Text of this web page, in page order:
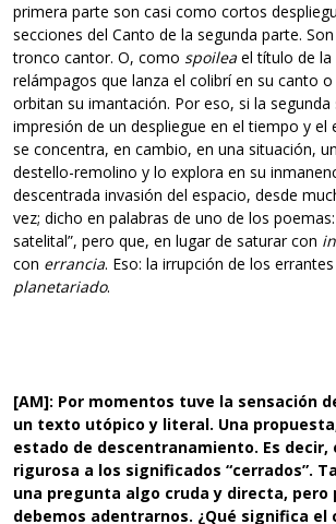
primera parte son casi como cortos
secciones del Canto de la segunda parte.
tronco cantor. O, como spoilea el título de la
relámpagos que lanza el colibrí en su canto
orbitan su imantación. Por eso, si la segunda
impresión de un despliegue en el tiempo y el
se concentra, en cambio, en una situación,
destello-remolino y lo explora en su
descentrada invasión del espacio, desde
vez; dicho en palabras de uno de los
satelital”, pero que, en lugar de saturar con
con errancia. Eso: la irrupción de los
planetariado.
[AM]: Por momentos tuve la sensación
un texto utópico y literal. Una
estado de descentranamiento. Es decir,
rigurosa a los significados “cerrados”.
una pregunta algo cruda y directa, pero
debemos adentrarnos. ¿Qué significa el